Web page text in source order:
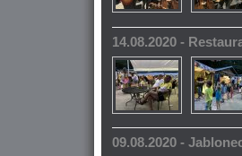
14.08.2020 -
09.08.2020 -